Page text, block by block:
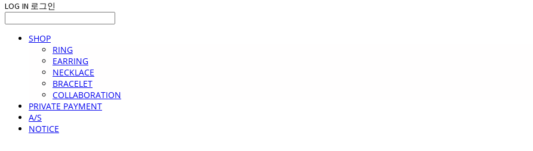
LOG IN 로그인
SHOP
RING
EARRING
NECKLACE
BRACELET
COLLABORATION
PRIVATE PAYMENT
A/S
NOTICE